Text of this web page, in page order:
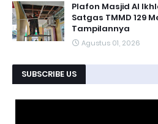
Plafon Masjid Al
Satgas TMMD 129
Tampilannya
Agustus 01, 2026
SUBSCRIBE US